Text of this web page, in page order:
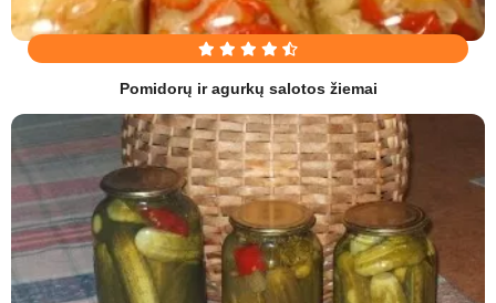
Pomidorų ir agurkų salotos žiemai